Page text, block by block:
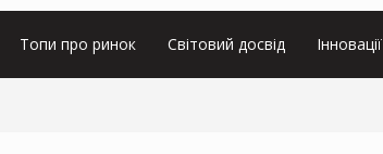
Топи про ринок Світовий досвід Інновації